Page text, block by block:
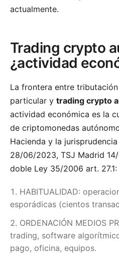
actualmente.
Trading crypto
¿actividad
La frontera entre
particular y trading crypto
actividad económica es la
de criptomonedas
Hacienda y la
28/06/2023, TSJ Madrid
doble Ley 35/2006 art. 27.1:
HABITUALIDAD:
esporádicas (cientos
ORDENACIÓN MEDIOS
trading, software
pago, oficina, equipos.